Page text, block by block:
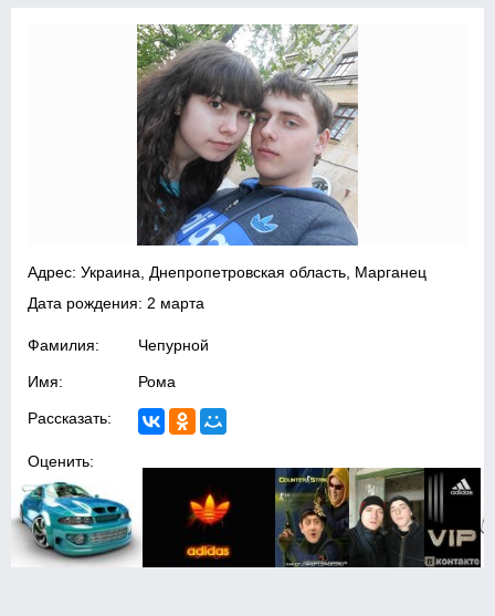
Адрес: Украина, Днепропетровская область, Марганец
Дата рождения: 2 марта
Фамилия: Чепурной
Имя: Рома
Рассказать:
Оценить: